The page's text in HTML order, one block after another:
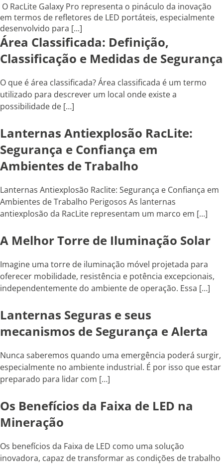
O RacLite Galaxy Pro representa o pináculo da inovação
em termos de refletores de LED portáteis, especialmente
desenvolvido para [...]
Área Classificada: Definição,
Classificação e Medidas de Segurança
O que é área classificada? Área classificada é um termo
utilizado para descrever um local onde existe a
possibilidade de […]
Lanternas Antiexplosão RacLite:
Segurança e Confiança em
Ambientes de Trabalho
Lanternas Antiexplosão Raclite: Segurança e Confiança em
Ambientes de Trabalho Perigosos As lanternas
antiexplosão da RacLite representam um marco em […]
A Melhor Torre de Iluminação Solar
Imagine uma torre de iluminação móvel projetada para
oferecer mobilidade, resistência e potência excepcionais,
independentemente do ambiente de operação. Essa […]
Lanternas Seguras e seus
mecanismos de Segurança e Alerta
Nunca saberemos quando uma emergência poderá surgir,
especialmente no ambiente industrial. É por isso que estar
preparado para lidar com […]
Os Benefícios da Faixa de LED na
Mineração
Os benefícios da Faixa de LED como uma solução
inovadora, capaz de transformar as condições de trabalho